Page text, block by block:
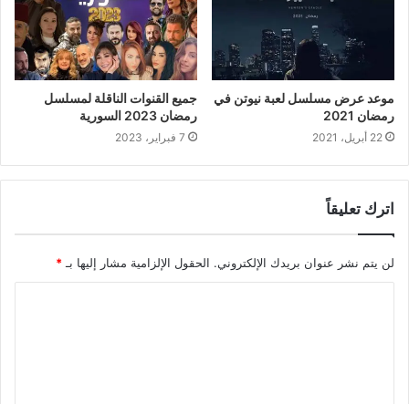
موعد عرض مسلسل لعبة نيوتن في
رمضان 2021
22 أبريل، 2021
جميع القنوات الناقلة لمسلسل
رمضان 2023 السورية
7 فبراير، 2023
اترك تعليقاً
لن يتم نشر عنوان بريدك الإلكتروني. الحقول الإلزامية مشار إليها بـ *